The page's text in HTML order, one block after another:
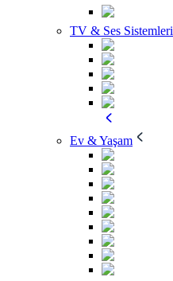
TV & Ses Sistemleri
Ev & Yaşam